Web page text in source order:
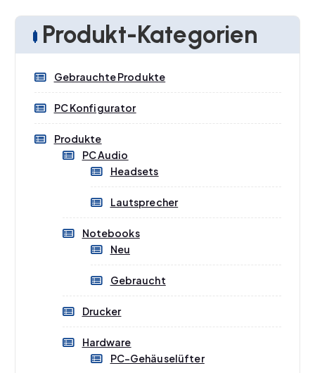
Produkt-Kategorien
Gebrauchte Produkte
PC Konfigurator
Produkte
PC Audio
Headsets
Lautsprecher
Notebooks
Neu
Gebraucht
Drucker
Hardware
PC-Gehäuselüfter